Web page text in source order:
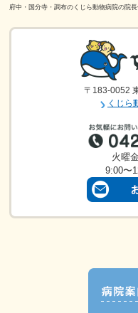
府中・国分寺・調布のくじら動物病院の院
〒183-0052
くじら
火曜
9:00〜